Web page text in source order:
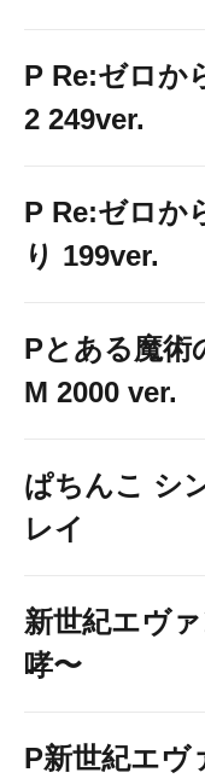
P Re:ゼロか
2 249ver.
P Re:ゼロか
り 199ver.
Pとある魔術
M 2000 ver.
ぱちんこ シ
レイ
新世紀エヴ
哮〜
P新世紀エヴ